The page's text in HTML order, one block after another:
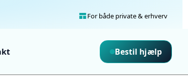
For både private & erhverv
Bestil hjælp